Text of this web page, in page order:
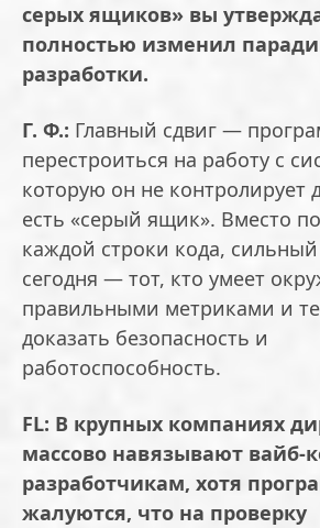
серых ящиков» вы
полностью изменил
разработки.
Г. Ф.: Главный сдвиг —
перестроиться на работу с
которую он не контролирует
есть «серый ящик». Вместо
каждой строки кода,
сегодня — тот, кто умеет
правильными метриками и
доказать безопасность и
работоспособность.
FL: В крупных компаниях
массово навязывают вайб-
разработчикам, хотя
жалуются, что на проверку